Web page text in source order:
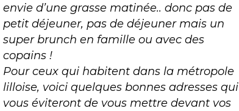
envie d’une grasse matinée.. donc pas de
petit déjeuner, pas de déjeuner mais un
super brunch en famille ou avec des
copains !
Pour ceux qui habitent dans la métropole
lilloise, voici quelques bonnes adresses qui
vous éviteront de vous mettre devant vos